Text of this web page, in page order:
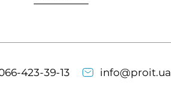
423-39-13 info@proit.ua